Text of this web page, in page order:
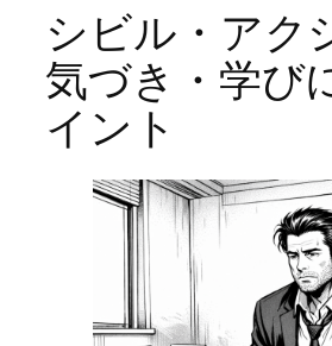
シビル・アク
気づき・学び
イント